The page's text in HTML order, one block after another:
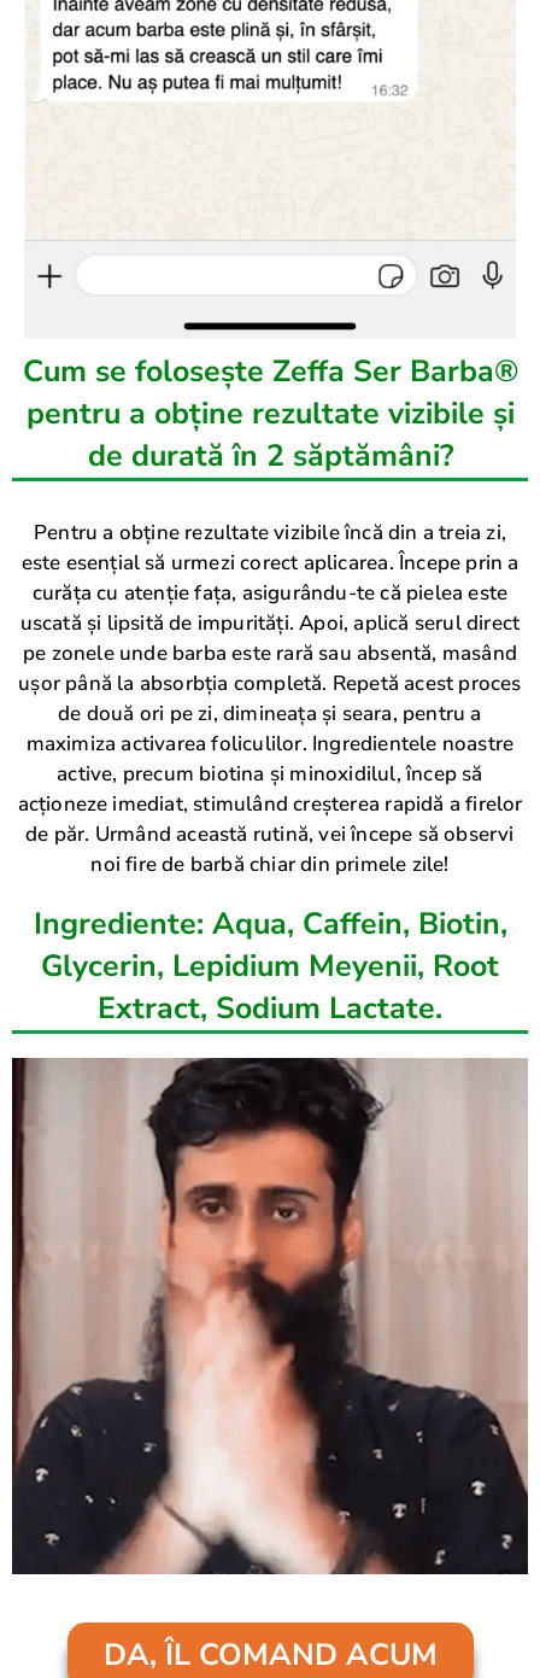
Cum se folosește Zeffa Ser Barba®
pentru a obține rezultate vizibile și
de durată în 2 săptămâni?
Pentru a obține rezultate vizibile încă din a treia zi,
este esențial să urmezi corect aplicarea. Începe prin a
curăța cu atenție fața, asigurându-te că pielea este
uscată și lipsită de impurități. Apoi, aplică serul direct
pe zonele unde barba este rară sau absentă, masând
ușor până la absorbția completă. Repetă acest proces
de două ori pe zi, dimineața și seara, pentru a
maximiza activarea foliculilor. Ingredientele noastre
active, precum biotina și minoxidilul, încep să
acționeze imediat, stimulând creșterea rapidă a firelor
de păr. Urmând această rutină, vei începe să observi
noi fire de barbă chiar din primele zile!
Ingrediente: Aqua, Caffein, Biotin,
Glycerin, Lepidium Meyenii, Root
Extract, Sodium Lactate.
DA, ÎL COMAND ACUM